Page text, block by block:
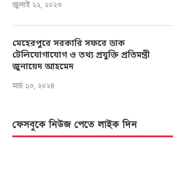
জুলাই ২২, ২০২৩
মেহেরপুরে সরকারি সফরে ডাক
টেলিযোগাযোগ ও তথ্য প্রযুক্তি প্রতিমন্ত্রী
জুনায়েদ আহমেদ
মার্চ ১০, ২০২৪
ফেসবুকে নিউজ পেতে লাইক দিন